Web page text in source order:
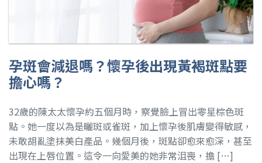
孕斑會減退嗎？懷孕後出現黃褐斑點要
擔心嗎？
32歲的陳太太懷孕約五個月時，察覺臉上冒出零星棕色斑
點。她一度以為是曬斑或雀斑，加上懷孕後肌膚變得敏感，
未敢胡亂塗抹美白產品。幾個月後，斑點卻愈來愈深，甚至
出現在上唇位置。這令一向愛美的她非常沮喪，擔 […]